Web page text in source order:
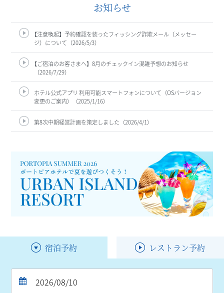
お知らせ
【注意喚起】 予約確認を装ったフィッシング詐欺メール（メッセー
ジ）について（2026/5/3）
【ご宿泊のお客さまへ】 8月のチェックイン混雑予想のお知らせ
（2026/7/29）
ホテル公式アプリ 利用可能スマートフォンについて（OSバージョン
変更のご案内）（2025/1/16
第8次中期経営計画を策定しました（2026/4/1
宿泊予約 レストラン予約
スカイグリルブッフェ
GOCOCU ～五国のめぐみ～
中国レストラン